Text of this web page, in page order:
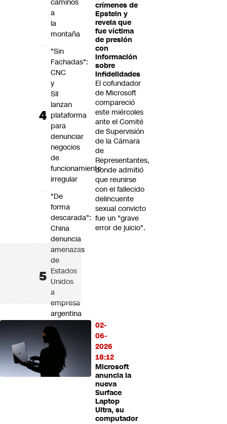
crímenes de
Epstein y
revela que
fue víctima
de presión
con
información
sobre
infidelidades
El cofundador
de Microsoft
compareció
este miércoles
ante el Comité
de Supervisión
de la Cámara
de
Representantes,
donde admitió
que reunirse
con el fallecido
delincuente
sexual convicto
fue un "grave
error de juicio".
02-
06-
2026
18:12
Microsoft
anuncia la
nueva
Surface
Laptop
Ultra, su
computador
caminos
a
la
montaña
"Sin
Fachadas":
CNC
y
SII
lanzan
plataforma
para
denunciar
negocios
de
funcionamiento
irregular
"De
forma
descarada":
China
denuncia
amenazas
de
Estados
Unidos
a
empresa
argentina
por
trabajar
con
Huawei